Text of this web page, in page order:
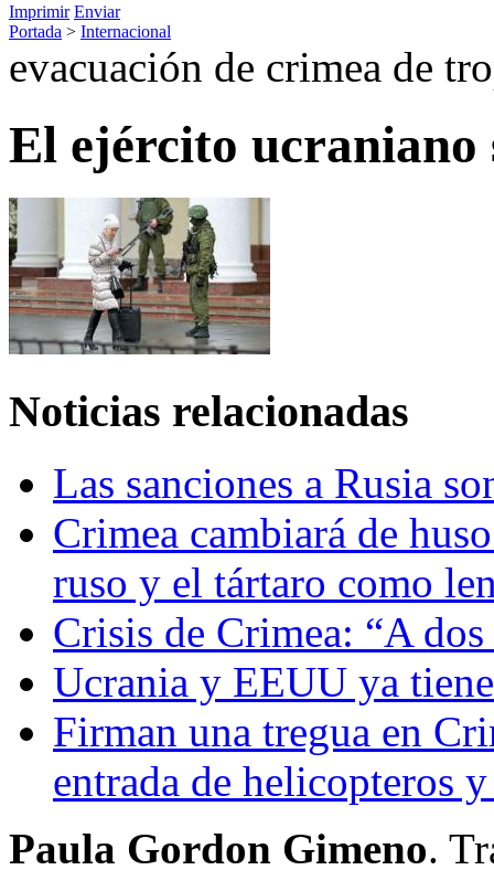
Imprimir Enviar
Portada > Internacional
evacuación de crimea de
El ejército ucraniano
Noticias relacionadas
Las sanciones a Rusia
Crimea cambiará de
ruso y el tártaro como
Crisis de Crimea: “A dos
Ucrania y EEUU ya
Firman una tregua en
entrada de helicopteros
Paula Gordon Gimeno.